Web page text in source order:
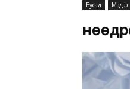
Бусад Мэдээ